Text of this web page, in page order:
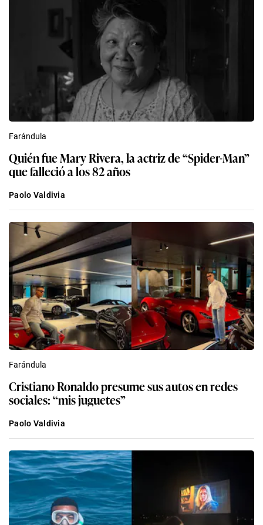
Farándula
Quién fue Mary Rivera, la actriz de “Spider-Man”
que falleció a los 82 años
Paolo Valdivia
Farándula
Cristiano Ronaldo presume sus autos en redes
sociales: “mis juguetes”
Paolo Valdivia